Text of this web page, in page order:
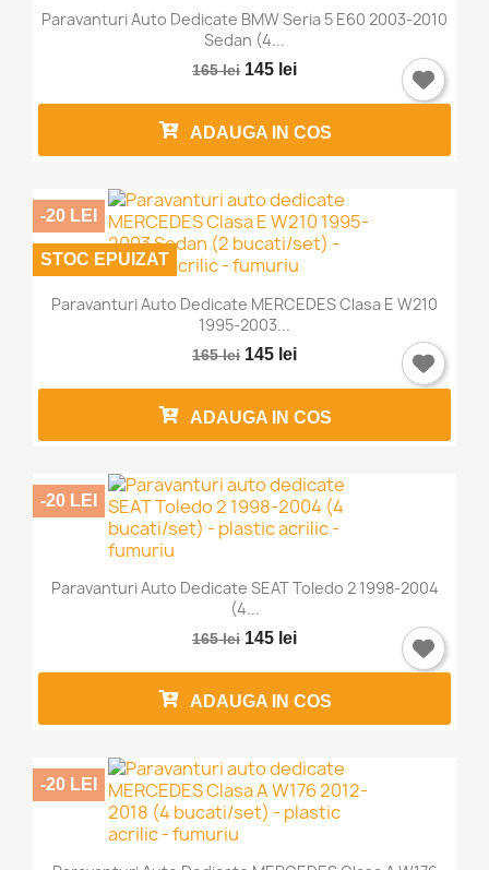
Paravanturi Auto Dedicate BMW Seria 5 E60 2003-2010
Sedan (4...
165 lei 145 lei
ADAUGA IN COS
Paravanturi Auto Dedicate MERCEDES Clasa E W210
1995-2003...
165 lei 145 lei
-20 LEI
STOC EPUIZAT
ADAUGA IN COS
Paravanturi Auto Dedicate SEAT Toledo 2 1998-2004
(4...
165 lei 145 lei
-20 LEI
ADAUGA IN COS
-20 LEI
Intra in cont